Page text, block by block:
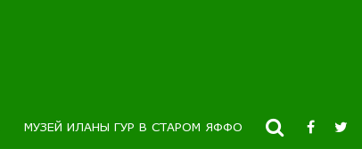
МУЗЕЙ ИЛАНЫ ГУР В СТАРОМ ЯФФО НОВОСТИ